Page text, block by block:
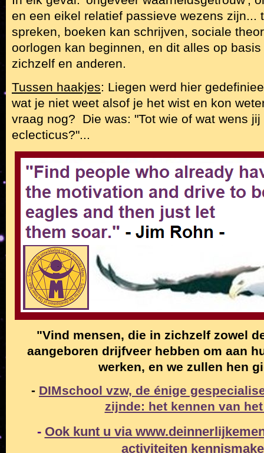
en een eikel relatief passieve wezens zijn...
spreken, boeken kan schrijven, sociale
oorlogen kan beginnen, en dit alles op
zichzelf en anderen.
Tussen haakjes: Liegen werd hier
wat je niet weet alsof je het wist en kon
vraag nog? Die was: "Tot wie of wat wens
eclecticus?"...
"Vind mensen, die in zichzelf zowel
aangeboren drijfveer hebben om aan
werken, en we zullen hen
- DIMschool vzw, de énige
zijnde: het kennen van
- Ook kunt u via
activiteiten